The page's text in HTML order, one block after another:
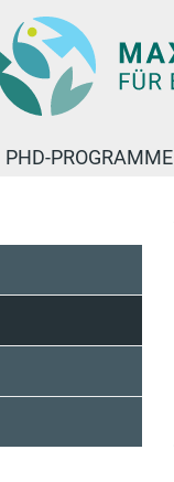
PHD-PROGRAMME